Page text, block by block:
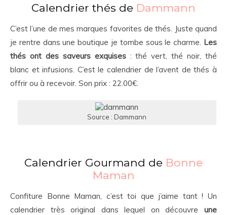
Calendrier thés de Dammann
C’est l’une de mes marques favorites de thés. Juste quand
je rentre dans une boutique je tombe sous le charme. Les
thés ont des saveurs exquises: thé vert, thé noir, thé
blanc et infusions. C’est le calendrier de l’avent de thés à
offrir ou à recevoir. Son prix : 22.00€.
Source : Dammann
Calendrier Gourmand de Bonne
Maman
Confiture Bonne Maman, c’est toi que j’aime tant ! Un
calendrier très original dans lequel on découvre une